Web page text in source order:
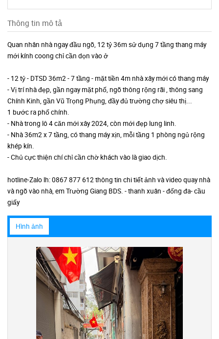
Thông tin mô tả
Quan nhân nhà ngay đầu ngõ, 12 tỷ 36m sử dụng 7 tầng thang máy
mới kính coong chỉ cần dọn vào ở
- 12 tỷ - DTSD 36m2 - 7 tầng - mặt tiền 4m nhà xây mới có thang máy
- Vị trí nhà đẹp, gần ngay mặt phố, ngõ thông rộng rãi , thông sang
Chính Kinh, gần Vũ Trọng Phụng, đầy đủ trường chợ siêu thị...
1 bước ra phố chính.
- Nhà trong lô 4 căn mới xây 2024, còn mới đẹp lung linh.
- Nhà 36m2 x 7 tầng, có thang máy xịn, mỗi tầng 1 phòng ngủ rộng
khép kín.
- Chủ cực thiện chí chỉ cần chờ khách vào là giao dịch.
hotline-Zalo lh: 0867 877 612 thông tin chi tiết ảnh và video quay nhà
và ngõ vào nhà, em Trường Giang BDS. - thanh xuân - đống đa- cầu
giấy
Hình ảnh